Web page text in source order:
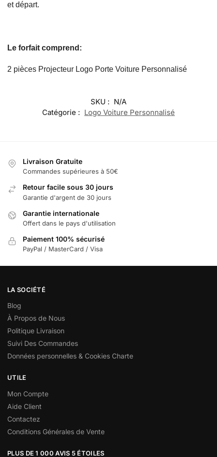
et départ.
Le forfait comprend:
2 pièces Projecteur Logo Porte Voiture Personnalisé
SKU : N/A
Catégorie : Logo Voiture Personnalisé
Livraison Gratuite
Commandes supérieures à 50€
Retour facile sous 30 jours
Garantie d'argent de 30 jours
Garantie internationale
Offert dans le pays d'utilisation
Paiement 100% sécurisé
PayPal / MasterCard / Visa
LA SOCIÉTÉ
Blog
À Propos de Nous
Politique Livraison
Suivi Des Commandes
Données personnelles & Cookies Charte
UTILE
Mon Compte
Aide Client
Contactez
Conditions Générales de Vente
PLUS DE 1 000 AVIS 5 ÉTOILES